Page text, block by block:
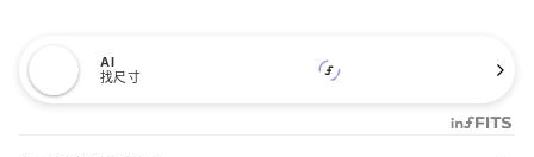
AI
找尺寸